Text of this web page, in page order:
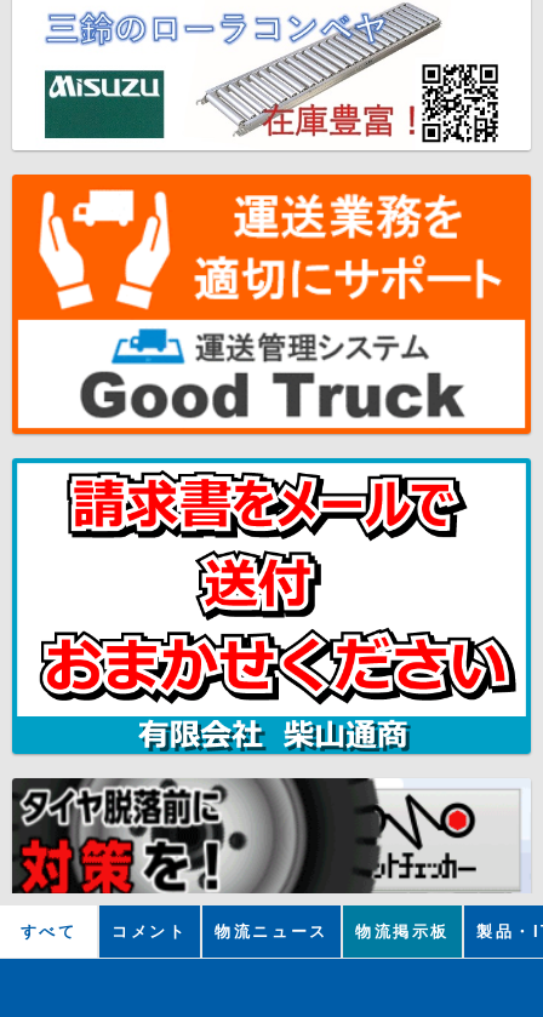
すべて コメント 物流ニュース 物流掲示板 製品・